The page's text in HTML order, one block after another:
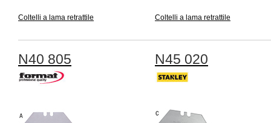
Coltelli a lama retrattile Coltelli a lama retrattile
N40 805 N45 020